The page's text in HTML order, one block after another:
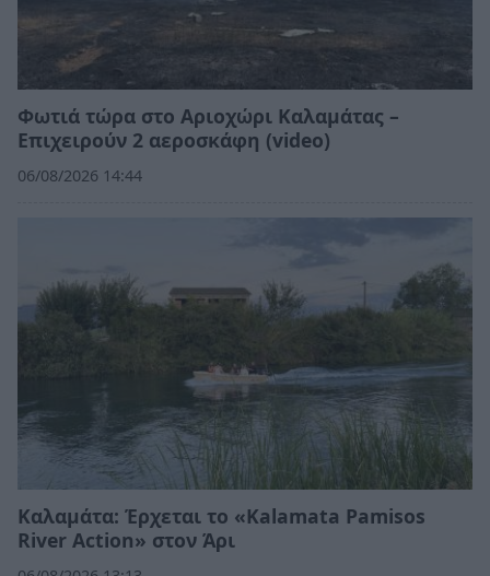
Φωτιά τώρα στο Αριοχώρι Καλαμάτας –
Επιχειρούν 2 αεροσκάφη (video)
06/08/2026 14:44
Καλαμάτα: Έρχεται το «Kalamata Pamisos
River Action» στον Άρι